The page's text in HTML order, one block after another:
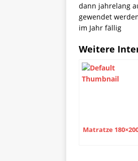
dann jahrelang
gewendet
im Jahr fällig
Weitere
Matratze